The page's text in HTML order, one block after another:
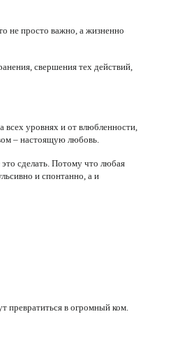
не просто важно, а жизненно
свершения тех действий,
всех уровнях и от влюбленности,
– настоящую любовь.
сделать. Потому что любая
и спонтанно, а и
превратиться в огромный ком.